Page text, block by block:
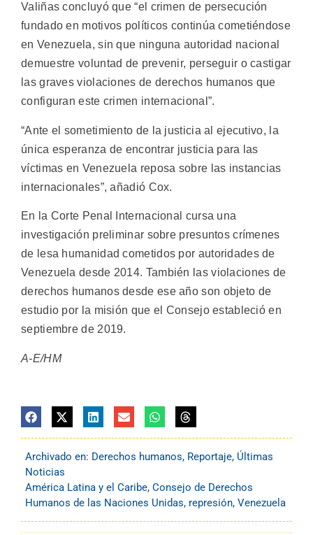
Valiñas concluyó que “el crimen de persecución
fundado en motivos políticos continúa cometiéndose
en Venezuela, sin que ninguna autoridad nacional
demuestre voluntad de prevenir, perseguir o castigar
las graves violaciones de derechos humanos que
configuran este crimen internacional”.
“Ante el sometimiento de la justicia al ejecutivo, la
única esperanza de encontrar justicia para las
víctimas en Venezuela reposa sobre las instancias
internacionales”, añadió Cox.
En la Corte Penal Internacional cursa una
investigación preliminar sobre presuntos crímenes
de lesa humanidad cometidos por autoridades de
Venezuela desde 2014. También las violaciones de
derechos humanos desde ese año son objeto de
estudio por la misión que el Consejo estableció en
septiembre de 2019.
A-E/HM
Archivado en: Derechos humanos, Reportaje, Últimas
Noticias
América Latina y el Caribe, Consejo de Derechos
Humanos de las Naciones Unidas, represión, Venezuela